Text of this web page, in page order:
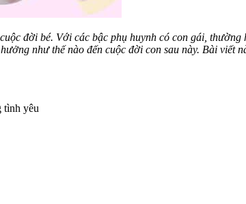
đời bé. Với các bậc phụ huynh có con gái, thường
như thế nào đến cuộc đời con sau này. Bài viết
tình yêu